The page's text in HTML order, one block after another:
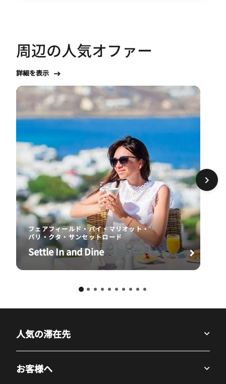
周辺の人気オファー
詳細を表示
フェアフィールド・バイ・マリオット・
バリ・クタ・サンセットロード
Settle In and Dine
人気の滞在先
お客様へ